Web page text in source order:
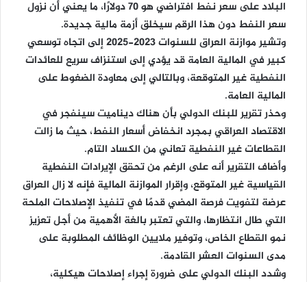
البلاد على سعر نفط افتراضي هو 70 دولارًا، ما يعني أن نزول
سعر النفط دون هذا الرقم سيخلق أزمة مالية جديدة.
وتشير موازنة العراق للسنوات 2023-2025 إلى اتجاه توسعي
كبير في المالية العامة قد يؤدي إلى استنزاف سريع للعائدات
النفطية غير المتوقعة، وبالتالي إلى معاودة الضغوط على
المالية العامة.
وحذر تقرير للبنك الدولي بأن هناك ديناميت سينفجر في
الاقتصاد العراقي بمجرد انخفاض أسعار النفط، حيث ما زالت
القطاعات غير النفطية تعاني من الكساد التام.
وأضاف التقرير أنه على الرغم من تحقق الإيرادات النفطية
القياسية غير المتوقع، وإقرار الموازنة المالية فإنه لا زال العراق
عرضة لتفويت فرصة المضي قدمًا في تنفيذ الإصلاحات الملحة
التي طال انتظارها، والتي تعتبر بالغة الأهمية من أجل تعزيز
نمو القطاع الخاص، وتوفير ملايين الوظائف المطلوبة على
مدى السنوات العشر القادمة.
وشدد البنك الدولي على ضرورة إجراء إصلاحات هيكلية،